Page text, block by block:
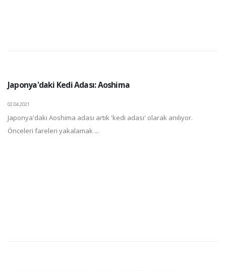
Japonya'daki Kedi Adası: Aoshima
02.04.2021
Japonya'daki Aoshima adası artık 'kedi adası' olarak anılıyor.
Önceleri fareleri yakalamak ...